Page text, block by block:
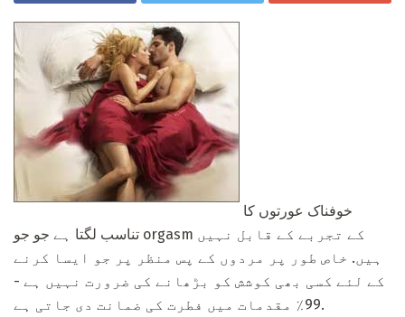
تناسب لگتا ہے جو جو orgasm کے تجربے کے قابل نہیں
ہیں. خاص طور پر مردوں کے پس منظر پر جو ایسا کرنے
کے لئے کسی بھی کوشش کو بڑھانے کی ضرورت نہیں ہے -
99٪ مقدمات میں فطرت کی ضمانت دی جاتی ہے.